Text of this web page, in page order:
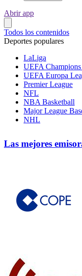
Abrir app
Todos los contenidos
Deportes populares
LaLiga
UEFA
UEFA Europa
Premier League
NFL
NBA Basketball
Major League
NHL
Las mejores